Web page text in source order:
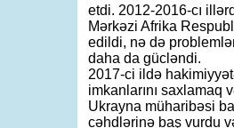
etdi. 2012-2016-cı
Mərkəzi Afrika
edildi, nə də
daha da gücləndi.
2017-ci ildə
imkanlarını
Ukrayna müharibəsi
cəhdlərinə baş vurdu